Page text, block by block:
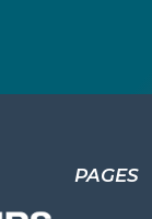
PAGES